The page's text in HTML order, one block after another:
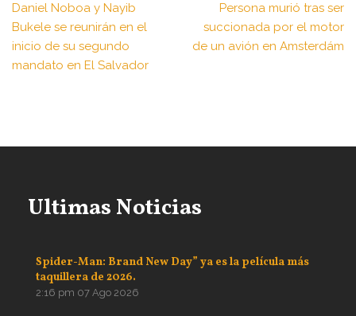
Daniel Noboa y Nayib
Bukele se reunirán en el
inicio de su segundo
mandato en El Salvador
Persona murió tras ser
succionada por el motor
de un avión en Amsterdám
Ultimas Noticias
Spider-Man: Brand New Day” ya es la película más
taquillera de 2026.
2:16 pm 07 Ago 2026